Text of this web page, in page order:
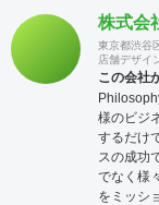
株式会
東京都渋谷
店舗デザイ
この会社
様のビジ
するだけ
スの成功
でなく様
をミッシ